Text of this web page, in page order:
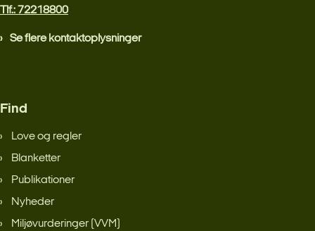
Tlf.: 72218800
Se flere kontaktoplysninger
Find
Love og regler
Blanketter
Publikationer
Nyheder
Miljøvurderinger (VVM)